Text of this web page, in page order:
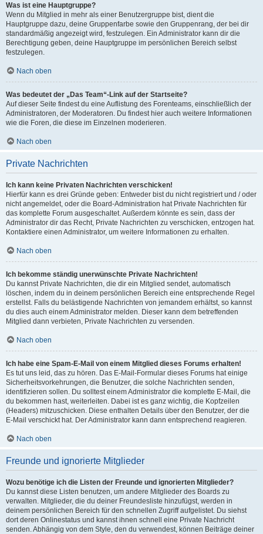
Was ist eine Hauptgruppe?
Wenn du Mitglied in mehr als einer Benutzergruppe bist, dient die
Hauptgruppe dazu, deine Gruppenfarbe sowie den Gruppenrang, der bei dir
standardmäßig angezeigt wird, festzulegen. Ein Administrator kann dir die
Berechtigung geben, deine Hauptgruppe im persönlichen Bereich selbst
festzulegen.
Nach oben
Was bedeutet der „Das Team“-Link auf der Startseite?
Auf dieser Seite findest du eine Auflistung des Forenteams, einschließlich der
Administratoren, der Moderatoren. Du findest hier auch weitere Informationen
wie die Foren, die diese im Einzelnen moderieren.
Nach oben
Private Nachrichten
Ich kann keine Privaten Nachrichten verschicken!
Hierfür kann es drei Gründe geben: Entweder bist du nicht registriert und / oder
nicht angemeldet, oder die Board-Administration hat Private Nachrichten für
das komplette Forum ausgeschaltet. Außerdem könnte es sein, dass der
Administrator dir das Recht, Private Nachrichten zu verschicken, entzogen hat.
Kontaktiere einen Administrator, um weitere Informationen zu erhalten.
Nach oben
Ich bekomme ständig unerwünschte Private Nachrichten!
Du kannst Private Nachrichten, die dir ein Mitglied sendet, automatisch
löschen, indem du in deinem persönlichen Bereich eine entsprechende Regel
erstellst. Falls du belästigende Nachrichten von jemandem erhältst, so kannst
du dies auch einem Administrator melden. Dieser kann dem betreffenden
Mitglied dann verbieten, Private Nachrichten zu versenden.
Nach oben
Ich habe eine Spam-E-Mail von einem Mitglied dieses Forums erhalten!
Es tut uns leid, das zu hören. Das E-Mail-Formular dieses Forums hat einige
Sicherheitsvorkehrungen, die Benutzer, die solche Nachrichten senden,
identifizieren sollen. Du solltest einem Administrator die komplette E-Mail, die
du bekommen hast, weiterleiten. Dabei ist es ganz wichtig, die Kopfzeilen
(Headers) mitzuschicken. Diese enthalten Details über den Benutzer, der die
E-Mail verschickt hat. Der Administrator kann dann entsprechend reagieren.
Nach oben
Freunde und ignorierte Mitglieder
Wozu benötige ich die Listen der Freunde und ignorierten Mitglieder?
Du kannst diese Listen benutzen, um andere Mitglieder des Boards zu
verwalten. Mitglieder, die du deiner Freundesliste hinzufügst, werden in
deinem persönlichen Bereich für den schnellen Zugriff aufgelistet. Du siehst
dort deren Onlinestatus und kannst ihnen schnell eine Private Nachricht
senden. Abhängig von dem Style, den du verwendest, können Beiträge deiner